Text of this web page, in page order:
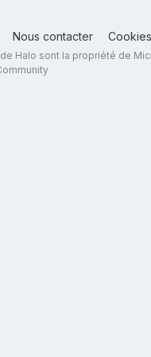
Nous contacter Cookies
Halo sont la propriété de